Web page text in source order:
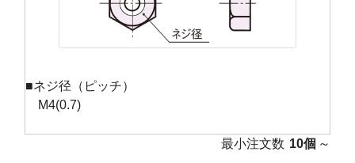
■ネジ径（ピッチ）
M4(0.7)
最小注文数 10個 ～